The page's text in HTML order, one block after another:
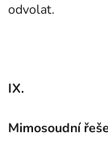
odvolat.
IX.
Mimosoudní